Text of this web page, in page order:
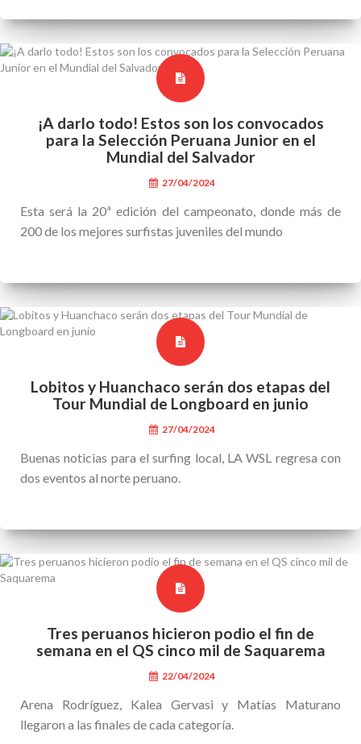
¡A darlo todo! Estos son los convocados
para la Selección Peruana Junior en el
Mundial del Salvador
27/04/2024
Esta será la 20ª edición del campeonato, donde más de
200 de los mejores surfistas juveniles del mundo
Lobitos y Huanchaco serán dos etapas del
Tour Mundial de Longboard en junio
27/04/2024
Buenas noticias para el surfing local, LA WSL regresa con
dos eventos al norte peruano.
Tres peruanos hicieron podio el fin de
semana en el QS cinco mil de Saquarema
22/04/2024
Arena Rodríguez, Kalea Gervasi y Matías Maturano
llegaron a las finales de cada categoría.